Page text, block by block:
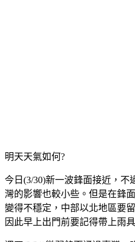
明天天氣如何?
今日(3/30)新一波鋒面接近，不
灣的影響也較小些。但是在鋒
變得不穩定，中部以北地區要
因此早上出門前要記得帶上雨具